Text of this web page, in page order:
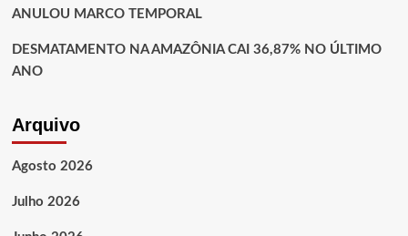
ANULOU MARCO TEMPORAL
DESMATAMENTO NA AMAZÔNIA CAI 36,87% NO ÚLTIMO
ANO
Arquivo
Agosto 2026
Julho 2026